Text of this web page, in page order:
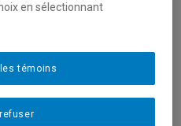
en sélectionnant
témoins